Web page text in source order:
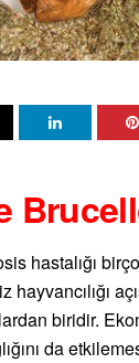
hastalığı
biridir.
da